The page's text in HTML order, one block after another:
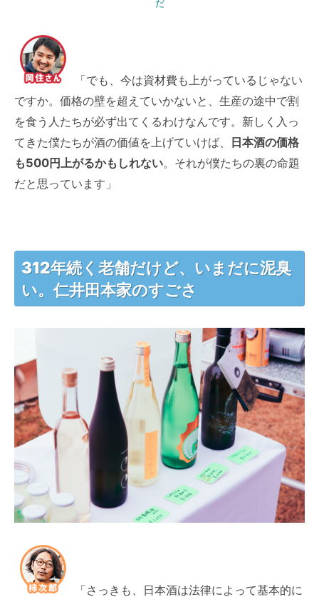
だ
「でも、今は資材費も上がっているじゃない
ですか。価格の壁を超えていかないと、生産の途中で割
を食う人たちが必ず出てくるわけなんです。新しく入っ
てきた僕たちが酒の価値を上げていけば、
日本酒の価格
も500円上がるかもしれない。それが僕たちの裏の命題
だと思っています」
312年続く老舗だけど、いまだに泥臭
い。仁井田本家のすごさ
「さっきも、日本酒は法律によって基本的に